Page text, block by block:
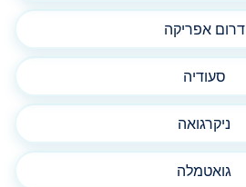
דרום אפריקה
סעודיה
ניקרגואה
גואטמלה